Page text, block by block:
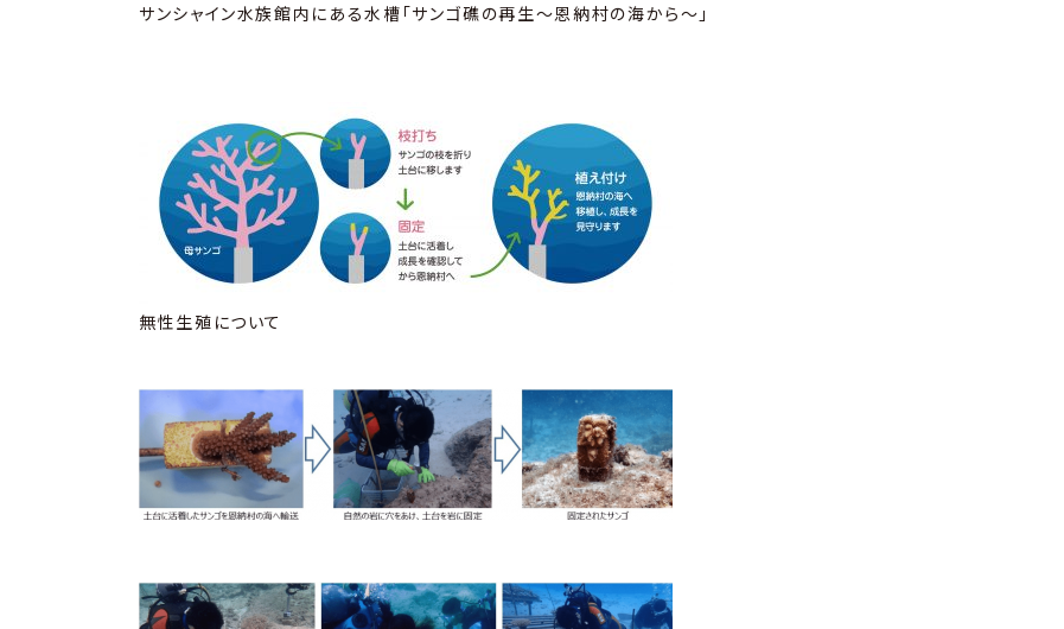
サンシャイン水族館内にある水槽「サンゴ礁の再生～恩納村の海から～」
無性生殖について